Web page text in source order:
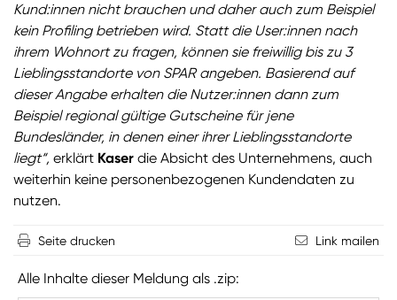
Kund:innen nicht brauchen und daher auch zum Beispiel
kein Profiling betrieben wird. Statt die User:innen nach
ihrem Wohnort zu fragen, können sie freiwillig bis zu 3
Lieblingsstandorte von SPAR angeben. Basierend auf
dieser Angabe erhalten die Nutzer:innen dann zum
Beispiel regional gültige Gutscheine für jene
Bundesländer, in denen einer ihrer Lieblingsstandorte
liegt“, erklärt Kaser die Absicht des Unternehmens, auch
weiterhin keine personenbezogenen Kundendaten zu
nutzen.
Seite drucken Link mailen
Alle Inhalte dieser Meldung als .zip: